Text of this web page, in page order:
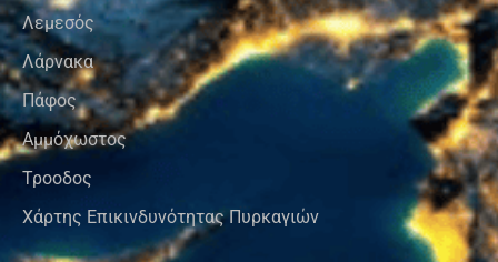
Λεμεσός
Λάρνακα
Πάφος
Αμμόχωστος
Τροοδος
Χάρτης Επικινδυνότητας Πυρκαγιών